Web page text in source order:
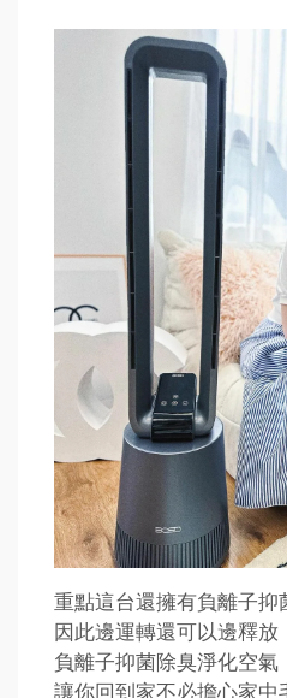
重點這台還擁有負離子抑
因此邊運轉還可以邊釋放
負離子抑菌除臭淨化空氣
讓你回到家不必擔心家